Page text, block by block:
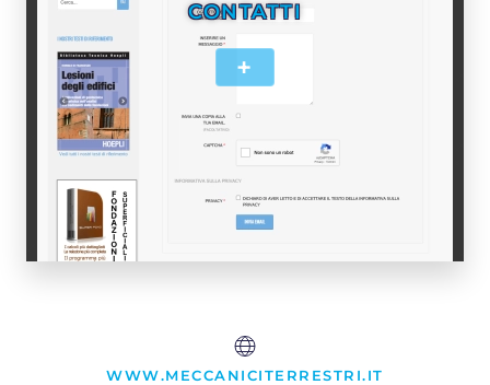
CONTATTI
+
WWW.MECCANICITERRESTRI.IT